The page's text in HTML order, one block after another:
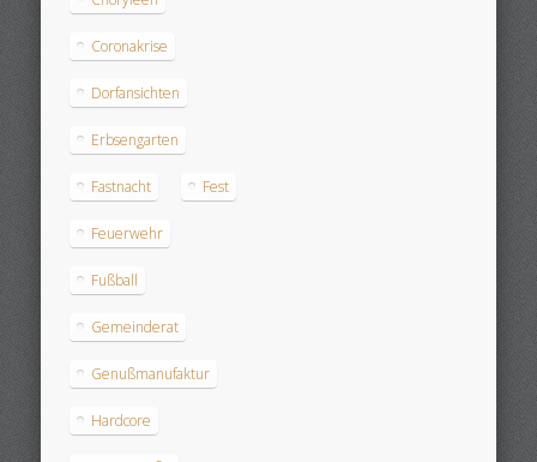
Coronakrise
Dorfansichten
Erbsengarten
Fastnacht Fest
Feuerwehr
Fußball
Gemeinderat
Genußmanufaktur
Hardcore